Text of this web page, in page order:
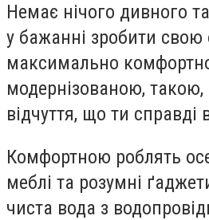
Немає нічого дивного
у бажанні зробити свою
максимально
модернізованою, такою,
відчуття, що ти справді
Комфортною роблять
меблі та розумні
чиста вода з